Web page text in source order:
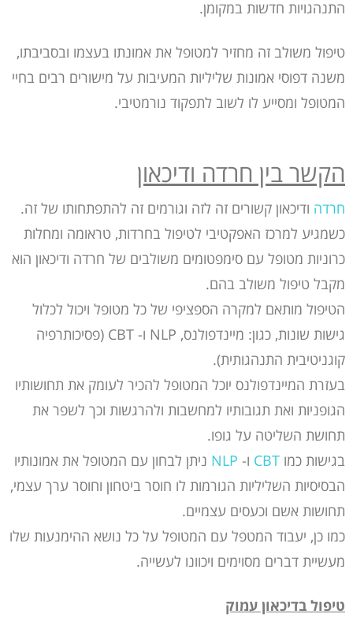
התנהגויות חדשות במקומן.
טיפול משולב זה מחזיר למטופל את אמונתו בעצמו ובסביבתו,
משנה דפוסי אמונות שליליות המעיבות על מישורים רבים בחיי
המטופל ומסייע לו לשוב לתפקוד נורמטיבי.
הקשר בין חרדה ודיכאון
חרדה ודיכאון קשורים זה לזה וגורמים זה להתפתחותו של זה.
כשמגיע למרכז האפקטיבי לטיפול בחרדות, טראומה ומחלות
כרוניות מטופל עם סימפטומים משולבים של חרדה ודיכאון הוא
מקבל טיפול משולב בהם.
הטיפול מותאם למקרה הספציפי של כל מטופל ויכול לכלול
גישות שונות, כגון: מיינדפולנס, NLP ו- CBT (פסיכותרפיה
קוגניטיבית התנהגותית).
בעזרת המיינדפולנס יוכל המטופל להכיר לעומק את תחושותיו
הגופניות ואת תגובותיו למחשבות ולהרגשות וכך לשפר את
תחושת השליטה על גופו.
בגישות כמו CBT ו- NLP ניתן לבחון עם המטופל את אמונותיו
הבסיסיות השליליות הגורמות לו חוסר ביטחון וחוסר ערך עצמי,
תחושות אשם וכעסים עצמיים.
כמו כן, יעבוד המטפל עם המטופל על כל נושא ההימנעות שלו
מעשיית דברים מסוימים ויכוונו לעשייה.
טיפול בדיכאון עמוק